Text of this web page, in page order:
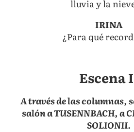
lluvia y la
IRINA
¿Para qué
Escena
A través de las columnas,
salón a TUSENNBACH, a
SOLIONII.